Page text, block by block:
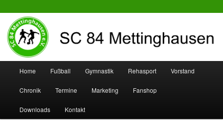
SC 84 Mettinghausen
Zum
Inhalt
wechseln
Zum
sekundären
Inhalt
Home Fußball Gymnastik Rehasport Vorstand
Chronik Termine Marketing Fanshop
Downloads Kontakt